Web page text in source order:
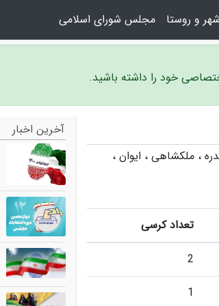
و روستا مجلس شورای اسلامی
خود را داشته باشید.
، ملکشاهی ، ایوان ،
تعداد کرسی
2
1
آخرین اخبار